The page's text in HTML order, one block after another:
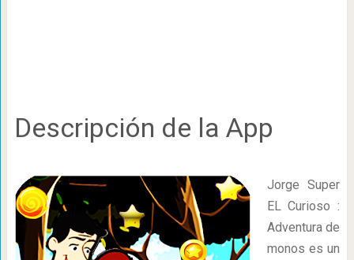
Descripción de la App
Jorge Super
EL Curioso :
Adventura de
monos es un